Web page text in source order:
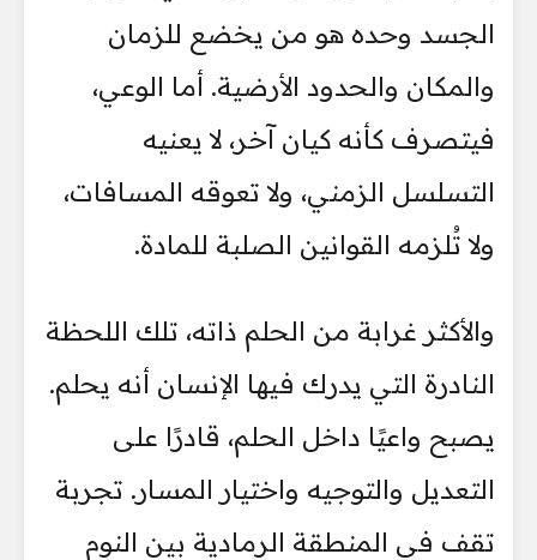
الجسد وحده هو من يخضع للزمان
والمكان والحدود الأرضية. أما الوعي،
فيتصرف كأنه كيان آخر، لا يعنيه
التسلسل الزمني، ولا تعوقه المسافات،
ولا تُلزمه القوانين الصلبة للمادة.
والأكثر غرابة من الحلم ذاته، تلك اللحظة
النادرة التي يدرك فيها الإنسان أنه يحلم.
يصبح واعيًا داخل الحلم، قادرًا على
التعديل والتوجيه واختيار المسار. تجربة
تقف في المنطقة الرمادية بين النوم